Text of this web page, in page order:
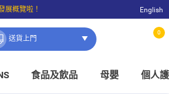
展概覽啦！
滿$100即可免費店取。
English
送貨上門
0
食品及飲品 母嬰 個人